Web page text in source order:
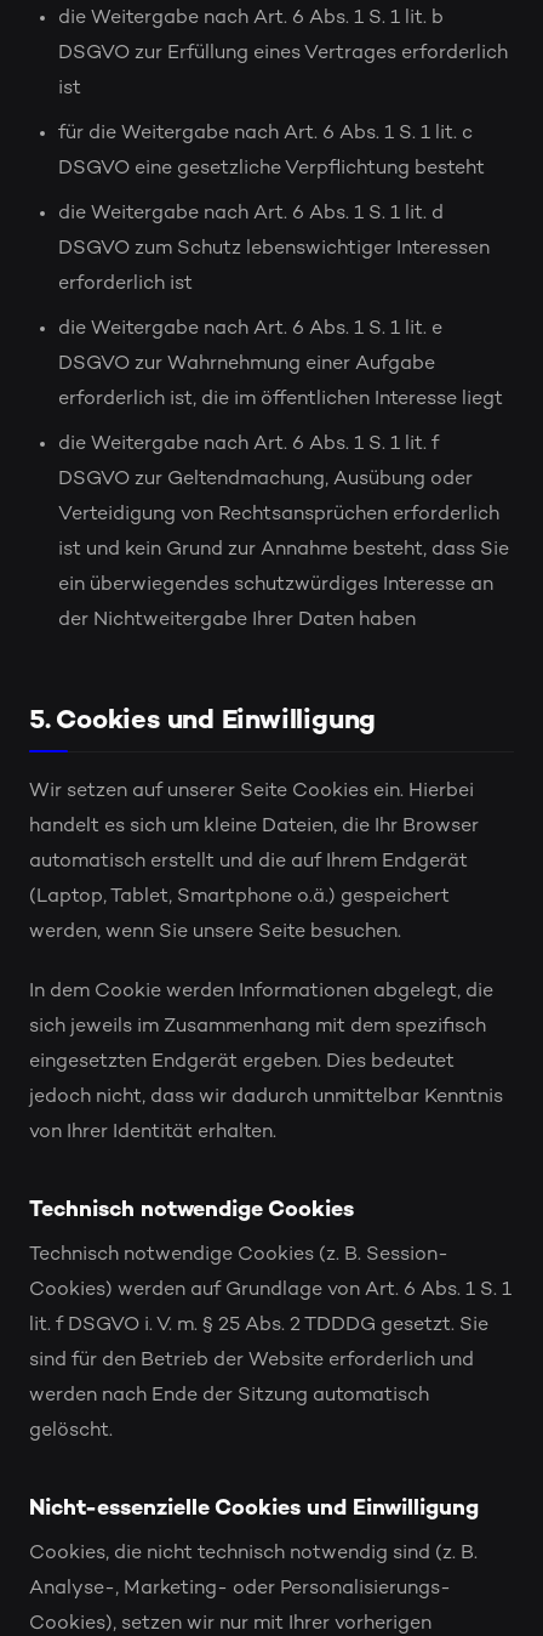
die Weitergabe nach Art. 6 Abs. 1 S. 1 lit. b
DSGVO zur Erfüllung eines Vertrages erforderlich
ist
für die Weitergabe nach Art. 6 Abs. 1 S. 1 lit. c
DSGVO eine gesetzliche Verpflichtung besteht
die Weitergabe nach Art. 6 Abs. 1 S. 1 lit. d
DSGVO zum Schutz lebenswichtiger Interessen
erforderlich ist
die Weitergabe nach Art. 6 Abs. 1 S. 1 lit. e
DSGVO zur Wahrnehmung einer Aufgabe
erforderlich ist, die im öffentlichen Interesse liegt
die Weitergabe nach Art. 6 Abs. 1 S. 1 lit. f
DSGVO zur Geltendmachung, Ausübung oder
Verteidigung von Rechtsansprüchen erforderlich
ist und kein Grund zur Annahme besteht, dass Sie
ein überwiegendes schutzwürdiges Interesse an
der Nichtweitergabe Ihrer Daten haben
5. Cookies und Einwilligung
Wir setzen auf unserer Seite Cookies ein. Hierbei
handelt es sich um kleine Dateien, die Ihr Browser
automatisch erstellt und die auf Ihrem Endgerät
(Laptop, Tablet, Smartphone o.ä.) gespeichert
werden, wenn Sie unsere Seite besuchen.
In dem Cookie werden Informationen abgelegt, die
sich jeweils im Zusammenhang mit dem spezifisch
eingesetzten Endgerät ergeben. Dies bedeutet
jedoch nicht, dass wir dadurch unmittelbar Kenntnis
von Ihrer Identität erhalten.
Technisch notwendige Cookies
Technisch notwendige Cookies (z. B. Session-
Cookies) werden auf Grundlage von Art. 6 Abs. 1 S. 1
lit. f DSGVO i. V. m. § 25 Abs. 2 TDDDG gesetzt. Sie
sind für den Betrieb der Website erforderlich und
werden nach Ende der Sitzung automatisch
gelöscht.
Nicht-essenzielle Cookies und Einwilligung
Cookies, die nicht technisch notwendig sind (z. B.
Analyse-, Marketing- oder Personalisierungs-
Cookies), setzen wir nur mit Ihrer vorherigen